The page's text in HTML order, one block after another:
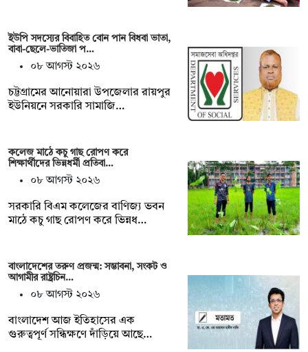
ইউপি সদস্যের বিবাহিত বোন পান বিধবা ভাতা,
বাবা-ছেলে-ভাতিজা প…
০৮ আগস্ট ২০২৬
চট্টগ্রামের আনোয়ারা উপজেলার রায়পুর
ইউনিয়নে সরকারি সামাজি…
কলেজ মাঠে কচু গাছ রোপণ করে
শিক্ষার্থীদের ভিন্নধর্মী প্রতিবা…
০৮ আগস্ট ২০২৬
সরকারি বিএম কলেজের বাণিজ্য ভবন
মাঠে কচু গাছ রোপণ করে ভিন্নধ…
বাংলাদেশের তরুণ প্রজন্ম: সম্ভাবনা, সংকট ও
আগামীর রাষ্ট্রচিন…
০৮ আগস্ট ২০২৬
বাংলাদেশ আজ ইতিহাসের এক
গুরুত্বপূর্ণ সন্ধিক্ষণে দাঁড়িয়ে আছে…